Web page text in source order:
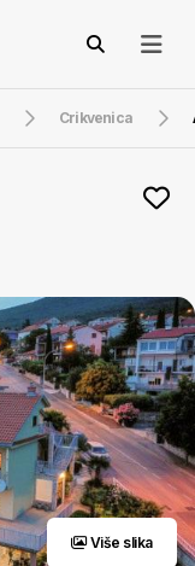
Crikvenica
Više slika